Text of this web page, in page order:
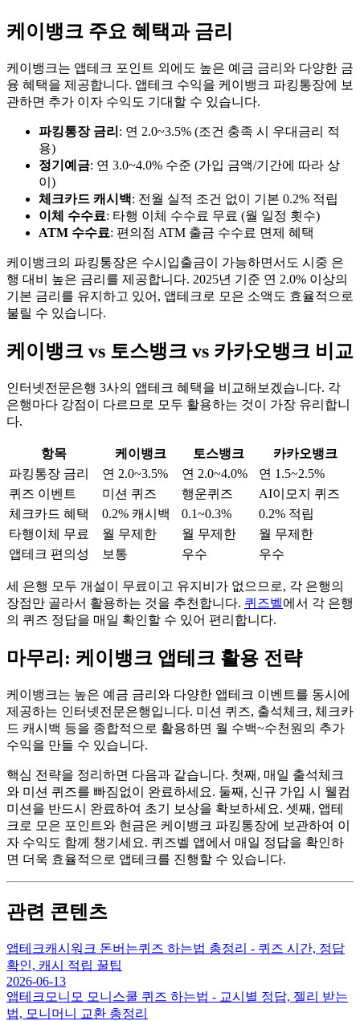
케이뱅크 주요 혜택과 금리
케이뱅크는 앱테크 포인트 외에도 높은 예금 금리와 다양한 금
융 혜택을 제공합니다. 앱테크 수익을 케이뱅크 파킹통장에 보
관하면 추가 이자 수익도 기대할 수 있습니다.
파킹통장 금리 : 연 2.0~3.5% (조건 충족 시 우대금리 적
용)
정기예금: 연 3.0~4.0% 수준 (가입 금액/기간에 따라 상
이)
체크카드 캐시백: 전월 실적 조건 없이 기본 0.2% 적립
이체 수수료: 타행 이체 수수료 무료 (월 일정 횟수)
ATM 수수료: 편의점 ATM 출금 수수료 면제 혜택
케이뱅크의 파킹통장은 수시입출금이 가능하면서도 시중 은
행 대비 높은 금리를 제공합니다. 2025년 기준 연 2.0% 이상의
기본 금리를 유지하고 있어, 앱테크로 모은 소액도 효율적으로
불릴 수 있습니다.
케이뱅크 vs 토스뱅크 vs 카카오뱅크 비교
인터넷전문은행 3사의 앱테크 혜택을 비교해보겠습니다. 각
은행마다 강점이 다르므로 모두 활용하는 것이 가장 유리합니
다.
항목 케이뱅크 토스뱅크
카카오뱅크
파킹통장 금리
연 2.0~3.5% 연 2.0~4.0%
연 1.5~2.5%
퀴즈 이벤트
미션 퀴즈 행운퀴즈
AI이모지 퀴즈
체크카드 혜택
0.2% 캐시백 0.1~0.3%
0.2% 적립
타행이체 무료
월 무제한 월 무제한
월 무제한
앱테크 편의성
보통 우수 우수
세 은행 모두 개설이 무료이고 유지비가 없으므로, 각 은행의
장점만 골라서 활용하는 것을 추천합니다. 퀴즈벨에서 각 은행
의 퀴즈 정답을 매일 확인할 수 있어 편리합니다.
마무리: 케이뱅크 앱테크 활용 전략
케이뱅크는 높은 예금 금리와 다양한 앱테크 이벤트를 동시에
제공하는 인터넷전문은행입니다. 미션 퀴즈, 출석체크, 체크카
드 캐시백 등을 종합적으로 활용하면 월 수백~수천원의 추가
수익을 만들 수 있습니다.
핵심 전략을 정리하면 다음과 같습니다. 첫째, 매일 출석체크
와 미션 퀴즈를 빠짐없이 완료하세요. 둘째, 신규 가입 시 웰컴
미션을 반드시 완료하여 초기 보상을 확보하세요. 셋째, 앱테
크로 모은 포인트와 현금은 케이뱅크 파킹통장에 보관하여 이
자 수익도 함께 챙기세요. 퀴즈벨 앱에서 매일 정답을 확인하
면 더욱 효율적으로 앱테크를 진행할 수 있습니다.
관련 콘텐츠
앱테크캐시워크 돈버는퀴즈 하는법 총정리 - 퀴즈 시간, 정답
확인, 캐시 적립 꿀팁
2026-06-13
앱테크 모니모 모니스쿨 퀴즈 하는법 - 교시별 정답, 젤리 받는
법, 모니머니 교환 총정리